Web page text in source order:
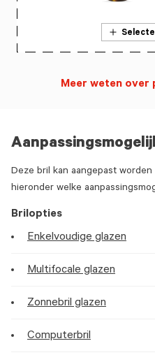
Deze bril kan aangepast
hieronder welke
Brilopties
Enkelvoudige glazen
Multifocale glazen
Zonnebril glazen
Computerbril
Meer weten over